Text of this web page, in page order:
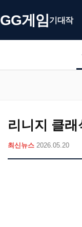
GG게임기대작
리니지 클
최신뉴스 2026.05.20